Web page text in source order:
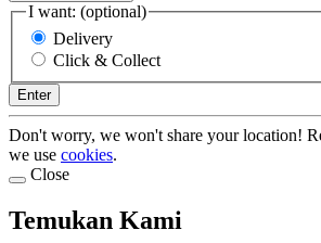
I want: (optional)
Delivery
Click & Collect
Enter
Don't worry, we won't share your location!
we use cookies.
Close
Temukan Kami